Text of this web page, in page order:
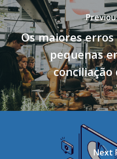
Os maiores
pequenas
conciliação
Next